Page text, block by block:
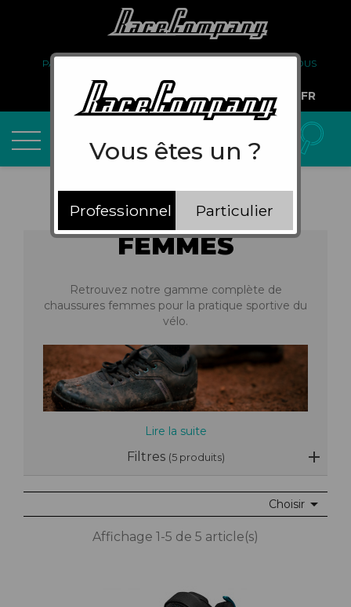
PARTENARIAT
À PROPOS DE NOUS
COMPTE PRO
FR
FEMMES
Retrouvez notre gamme complète de
chaussures femmes pour la pratique sportive du
vélo.
Lire la suite
Filtres (5 produits)
Choisir 
Affichage 1-5 de 5 article(s)
Vous êtes un ?
Professionnel Particulier